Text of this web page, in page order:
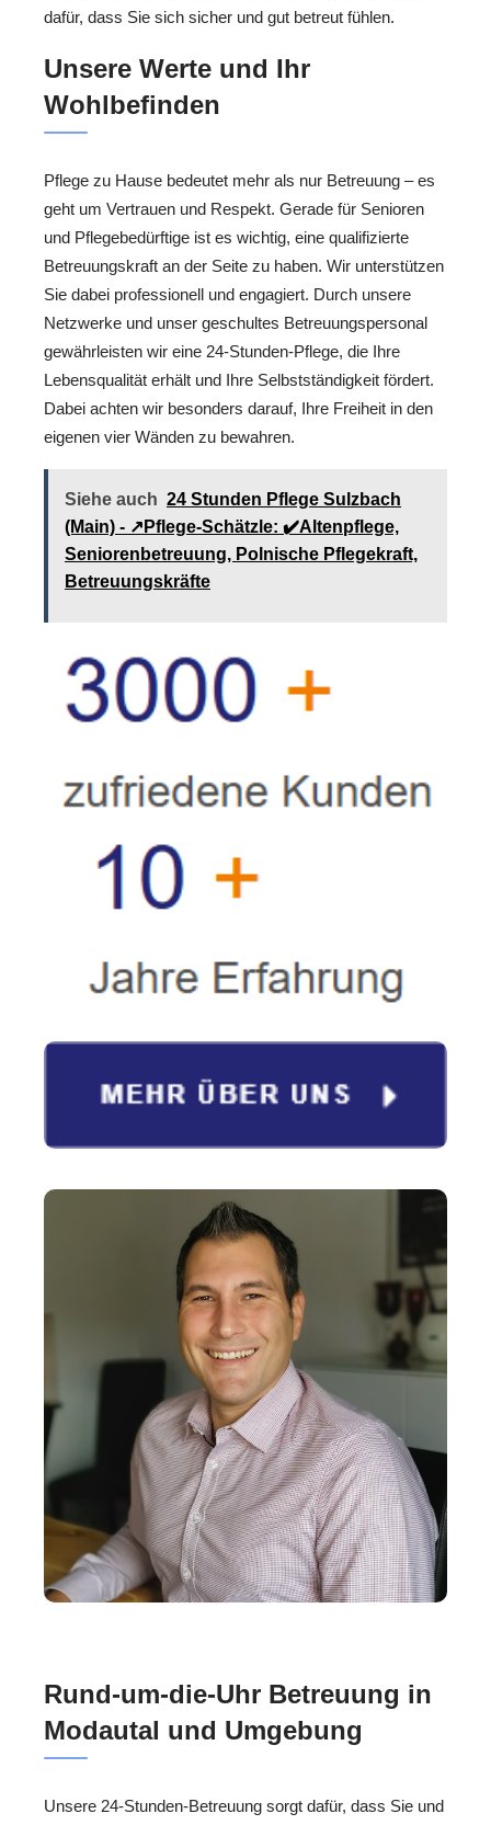
dafür, dass Sie sich sicher und gut betreut fühlen.
Unsere Werte und Ihr
Wohlbefinden
Pflege zu Hause bedeutet mehr als nur Betreuung – es
geht um Vertrauen und Respekt. Gerade für Senioren
und Pflegebedürftige ist es wichtig, eine qualifizierte
Betreuungskraft an der Seite zu haben. Wir unterstützen
Sie dabei professionell und engagiert. Durch unsere
Netzwerke und unser geschultes Betreuungspersonal
gewährleisten wir eine 24-Stunden-Pflege, die Ihre
Lebensqualität erhält und Ihre Selbstständigkeit fördert.
Dabei achten wir besonders darauf, Ihre Freiheit in den
eigenen vier Wänden zu bewahren.
Siehe auch 24 Stunden Pflege Sulzbach
(Main) - ↗️Pflege-Schätzle: ✔️Altenpflege,
Seniorenbetreuung, Polnische Pflegekraft,
Betreuungskräfte
Rund-um-die-Uhr Betreuung in
Modautal und Umgebung
Unsere 24-Stunden-Betreuung sorgt dafür, dass Sie und